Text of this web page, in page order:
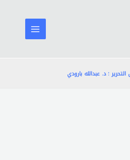
: د. عبدالله بارودي